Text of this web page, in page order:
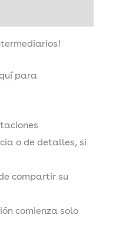
para
o de detalles, si
compartir su
comienza solo